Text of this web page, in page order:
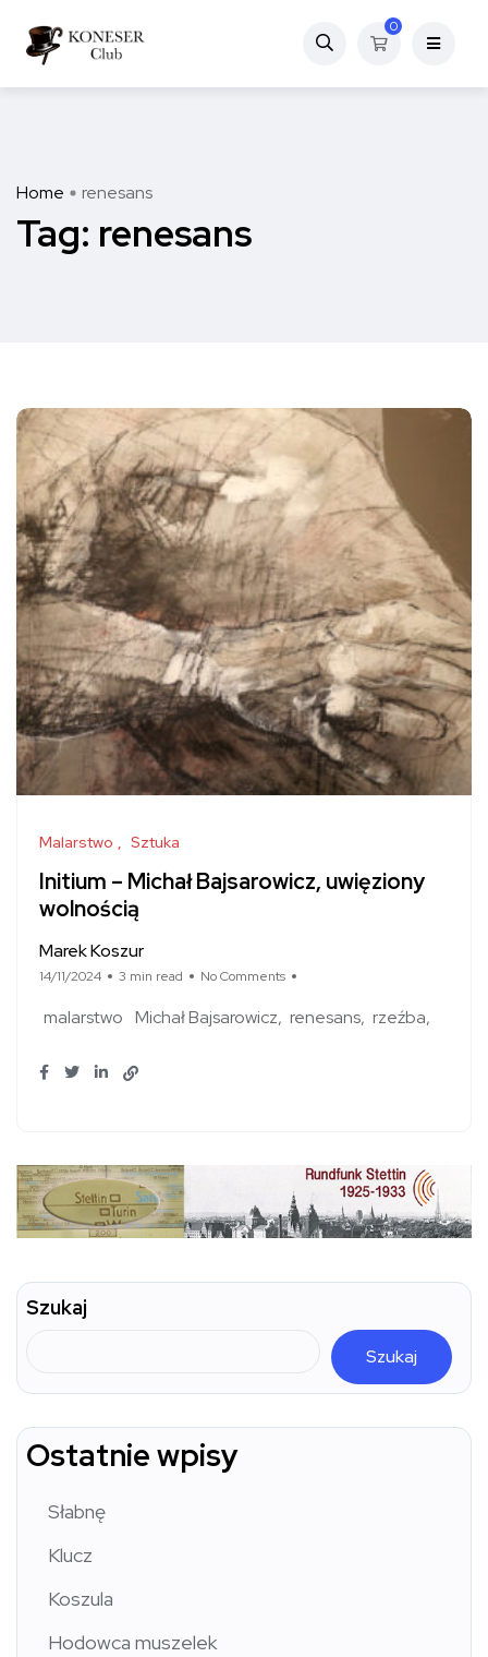
0
Home renesans
Tag: renesans
Malarstwo Sztuka
Initium – Michał Bajsarowicz, uwięziony
wolnością
Marek Koszur
14/11/2024 3 min read No Comments
malarstwo Michał Bajsarowicz renesans rzeźba
Szukaj
Szukaj
Ostatnie wpisy
Słabnę
Klucz
Koszula
Hodowca muszelek